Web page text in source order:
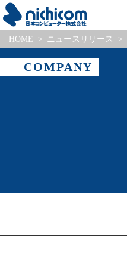
HOME ニュースリリース
COMPANY